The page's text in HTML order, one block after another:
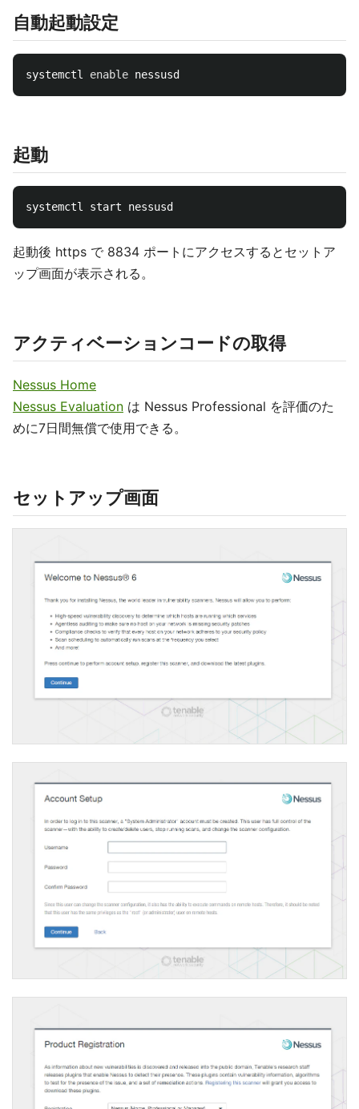
自動起動設定
systemctl enable
起動
起動後 https で 8834 ポートにアクセスするとセットア
ップ画面が表示される。
アクティベーションコードの取得
Nessus Home
Nessus Evaluation は Nessus Professional を評価のた
めに7日間無償で使用できる。
セットアップ画面